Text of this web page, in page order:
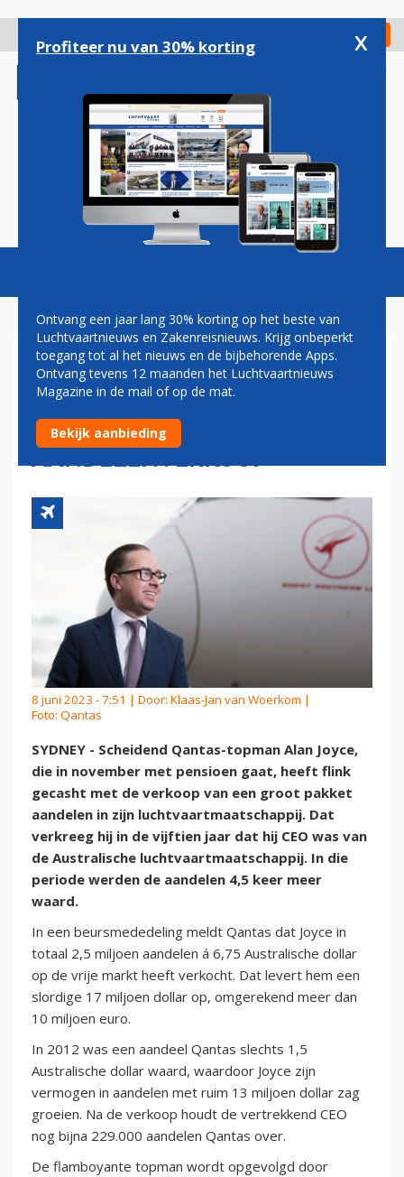
gaan
Check in
Magazine Podcasts Vacatures
VERTREKKEND QANTAS-
TOPMAN ALAN JOYCE LOOPT
BINNEN MET
AANDELENVERKOOP
8 juni 2023 - 7:51 | Door: Klaas-Jan van Woerkom |
Foto: Qantas
SYDNEY - Scheidend Qantas-topman Alan Joyce,
die in november met pensioen gaat, heeft flink
gecasht met de verkoop van een groot pakket
aandelen in zijn luchtvaartmaatschappij. Dat
verkreeg hij in de vijftien jaar dat hij CEO was van
de Australische luchtvaartmaatschappij. In die
periode werden de aandelen 4,5 keer meer
waard.
In een beursmededeling meldt Qantas dat Joyce in
totaal 2,5 miljoen aandelen á 6,75 Australische dollar
op de vrije markt heeft verkocht. Dat levert hem een
slordige 17 miljoen dollar op, omgerekend meer dan
10 miljoen euro.
In 2012 was een aandeel Qantas slechts 1,5
Australische dollar waard, waardoor Joyce zijn
vermogen in aandelen met ruim 13 miljoen dollar zag
groeien. Na de verkoop houdt de vertrekkend CEO
nog bijna 229.000 aandelen Qantas over.
De flamboyante topman wordt opgevolgd door
Profiteer nu van 30% korting x
Ontvang een jaar lang 30% korting op het beste van
Luchtvaartnieuws en Zakenreisnieuws. Krijg onbeperkt
toegang tot al het nieuws en de bijbehorende Apps.
Ontvang tevens 12 maanden het Luchtvaartnieuws
Magazine in de mail of op de mat.
Bekijk aanbieding